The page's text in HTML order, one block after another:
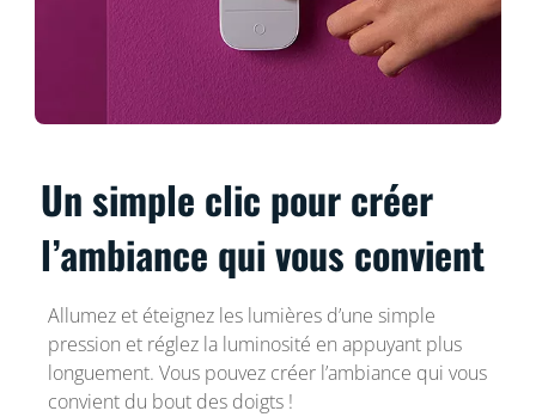
Un simple clic pour créer
l’ambiance qui vous convient
Allumez et éteignez les lumières d’une simple
pression et réglez la luminosité en appuyant plus
longuement. Vous pouvez créer l’ambiance qui vous
convient du bout des doigts !